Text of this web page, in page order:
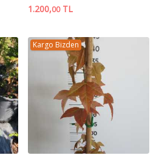
1.200,00TL
Kargo Bizden